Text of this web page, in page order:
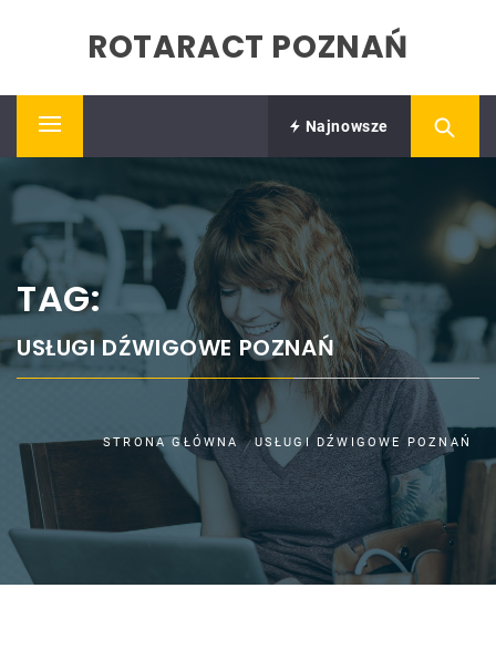
ROTARACT POZNAŃ
Primary
Najnowsze
TAG:
USŁUGI DŹWIGOWE POZNAŃ
STRONA GŁÓWNA USŁUGI DŹWIGOWE POZNAŃ